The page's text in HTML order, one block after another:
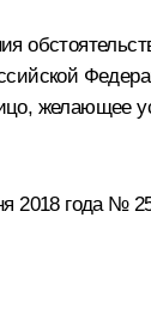
желающее
2018 года №